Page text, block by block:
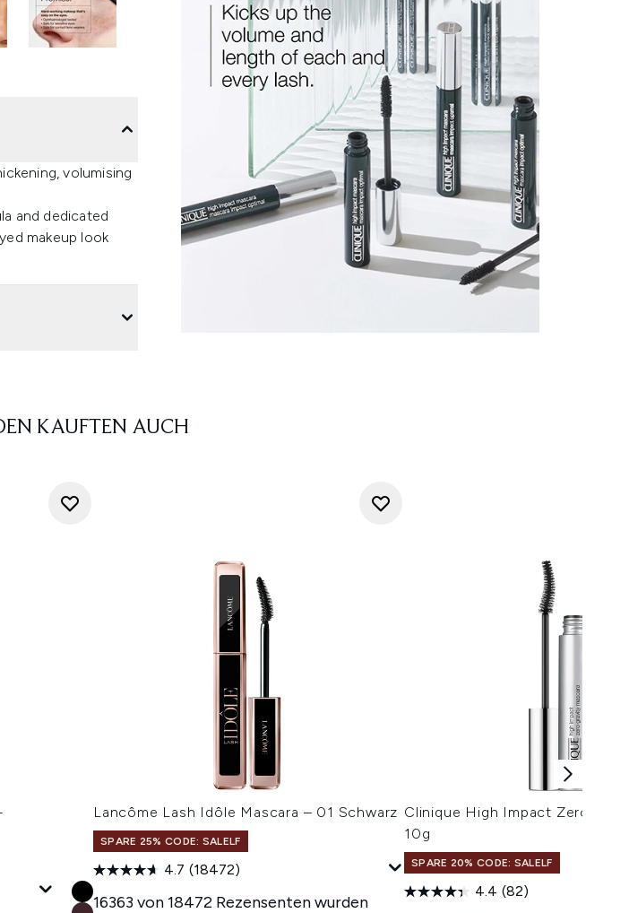
volumising
and dedicated
makeup look
KAUFTEN AUCH
Lancôme Lash Idôle Mascara – 01 Schwarz
SPARE 25% CODE: SALELF
4.7 (18472)
16363 von 18472 Rezensenten wurden
Clinique High Impact Zero
10g
SPARE 20% CODE: SALELF
4.4 (82)